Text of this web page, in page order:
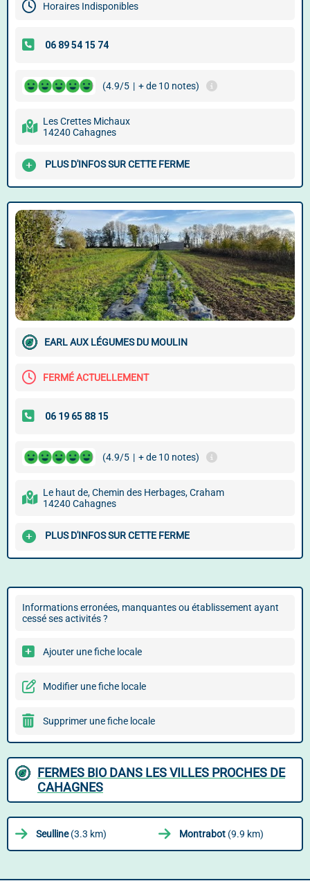
Horaires Indisponibles
(4.9/5 | + de 10 notes)
Les Crettes Michaux
14240 Cahagnes
PLUS D'INFOS SUR CETTE FERME
EARL AUX LÉGUMES DU MOULIN
FERMÉ ACTUELLEMENT
(4.9/5 | + de 10 notes)
Le haut de, Chemin des Herbages, Craham
14240 Cahagnes
PLUS D'INFOS SUR CETTE FERME
Informations erronées, manquantes ou établissement ayant
cessé ses activités ?
Ajouter une fiche locale
Modifier une fiche locale
Supprimer une fiche locale
FERMES BIO DANS LES VILLES PROCHES DE
CAHAGNES
Seulline(3.3 km) Montrabot (9.9 km)